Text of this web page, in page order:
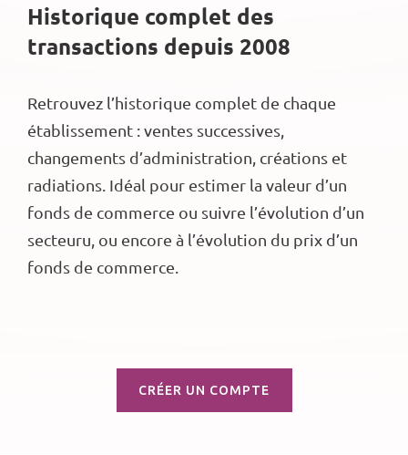
Historique complet des
transactions depuis 2008
Retrouvez l’historique complet de chaque
établissement : ventes successives,
changements d’administration, créations et
radiations. Idéal pour estimer la valeur d’un
fonds de commerce ou suivre l’évolution d’un
secteuru, ou encore à l’évolution du prix d’un
fonds de commerce.
CRÉER UN COMPTE